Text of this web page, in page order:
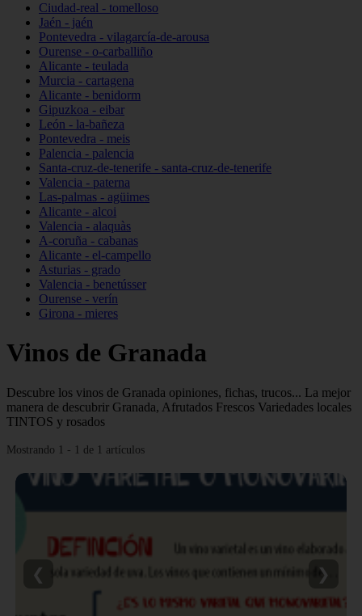
Ciudad-real - tomelloso
Jaén - jaén
Pontevedra - vilagarcía-de-arousa
Ourense - o-carballiño
Alicante - teulada
Murcia - cartagena
Alicante - benidorm
Gipuzkoa - eibar
León - la-bañeza
Pontevedra - meis
Palencia - palencia
Santa-cruz-de-tenerife - santa-cruz-de-tenerife
Valencia - paterna
Las-palmas - agüimes
Alicante - alcoi
Valencia - alaquàs
A-coruña - cabanas
Alicante - el-campello
Asturias - grado
Valencia - benetússer
Ourense - verín
Girona - mieres
Vinos de Granada
Descubre los vinos de Granada opiniones, fichas, trucos... La mejor
manera de descubrir Granada, Afrutados Frescos Variedades locales
TINTOS y rosados
Mostrando 1 - 1 de 1 artículos
❮ ❯